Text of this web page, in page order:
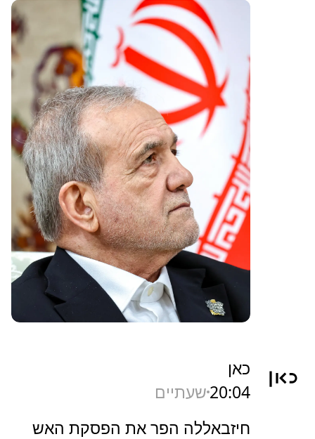
כאן
20:04שעתיים
חיזבאללה הפר את הפסקת האש